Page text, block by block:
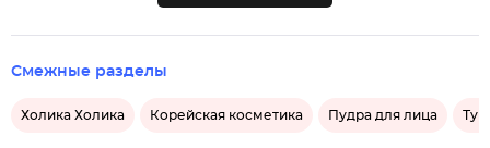
Смежные разделы
Холика Холика Корейская косметика Пудра для лица